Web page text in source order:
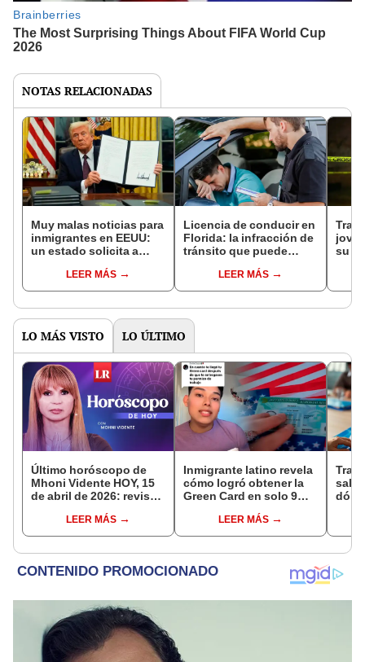
NOTAS RELACIONADAS
Muy malas noticias para
inmigrantes en EEUU:
un estado solicita a
órdenes ejecutivas para
deportar
LEER MÁS
Licencia de conducir en
Florida: la infracción de
tránsito que puede
de inmigrantes en
Estados Unidos
LEER MÁS
su
LO MÁS VISTO LO ÚLTIMO
Último horóscopo de
Mhoni Vidente HOY, 15
de abril de 2026: revisa
signo y entérate si te
espera un día
LEER MÁS
Inmigrante latino revela
cómo logró obtener la
Green Card en solo 9
EEUU: "Junten la mayor
evidencia"
LEER MÁS